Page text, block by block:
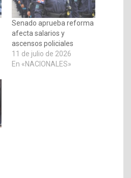
Senado aprueba reforma
afecta salarios y
ascensos policiales
11 de julio de 2026
En «NACIONALES»